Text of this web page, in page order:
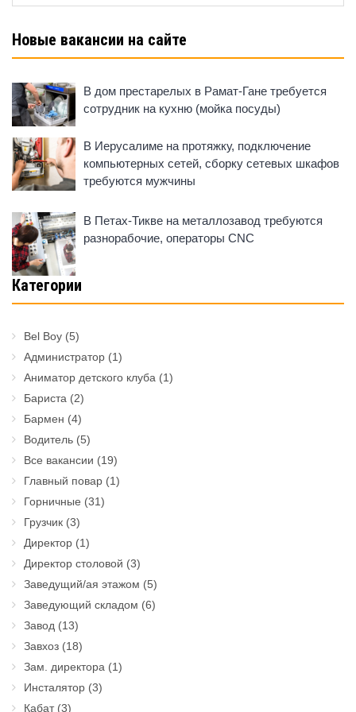
Новые вакансии на сайте
В дом престарелых в Рамат-Гане требуется
сотрудник на кухню (мойка посуды)
В Иерусалиме на протяжку, подключение
компьютерных сетей, сборку сетевых шкафов
требуются мужчины
В Петах-Тикве на металлозавод требуются
разнорабочие, операторы CNC
Категории
Bel Boy (5)
Администратор (1)
Аниматор детского клуба (1)
Бариста (2)
Бармен (4)
Водитель (5)
Все вакансии (19)
Главный повар (1)
Горничные (31)
Грузчик (3)
Директор (1)
Директор столовой (3)
Заведущий/ая этажом (5)
Заведующий складом (6)
Завод (13)
Завхоз (18)
Зам. директора (1)
Инсталятор (3)
Кабат(3)